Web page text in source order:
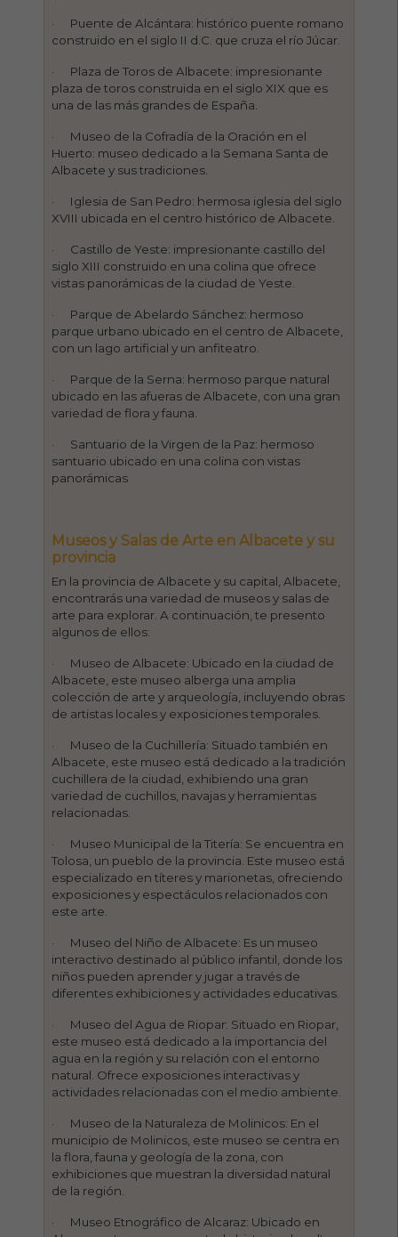
· Puente de Alcántara: histórico puente romano
construido en el siglo II d.C. que cruza el río Júcar.
· Plaza de Toros de Albacete: impresionante
plaza de toros construida en el siglo XIX que es
una de las más grandes de España.
· Museo de la Cofradía de la Oración en el
Huerto: museo dedicado a la Semana Santa de
Albacete y sus tradiciones.
· Iglesia de San Pedro: hermosa iglesia del siglo
XVIII ubicada en el centro histórico de Albacete.
· Castillo de Yeste: impresionante castillo del
siglo XIII construido en una colina que ofrece
vistas panorámicas de la ciudad de Yeste.
· Parque de Abelardo Sánchez: hermoso
parque urbano ubicado en el centro de Albacete,
con un lago artificial y un anfiteatro.
· Parque de la Serna: hermoso parque natural
ubicado en las afueras de Albacete, con una gran
variedad de flora y fauna.
· Santuario de la Virgen de la Paz: hermoso
santuario ubicado en una colina con vistas
panorámicas
Museos y Salas de Arte en Albacete y su
provincia
En la provincia de Albacete y su capital, Albacete,
encontrarás una variedad de museos y salas de
arte para explorar. A continuación, te presento
algunos de ellos:
· Museo de Albacete: Ubicado en la ciudad de
Albacete, este museo alberga una amplia
colección de arte y arqueología, incluyendo obras
de artistas locales y exposiciones temporales.
· Museo de la Cuchillería: Situado también en
Albacete, este museo está dedicado a la tradición
cuchillera de la ciudad, exhibiendo una gran
variedad de cuchillos, navajas y herramientas
relacionadas.
· Museo Municipal de la Titería: Se encuentra en
Tolosa, un pueblo de la provincia. Este museo está
especializado en títeres y marionetas, ofreciendo
exposiciones y espectáculos relacionados con
este arte.
· Museo del Niño de Albacete: Es un museo
interactivo destinado al público infantil, donde los
niños pueden aprender y jugar a través de
diferentes exhibiciones y actividades educativas.
· Museo del Agua de Riopar: Situado en Riopar,
este museo está dedicado a la importancia del
agua en la región y su relación con el entorno
natural. Ofrece exposiciones interactivas y
actividades relacionadas con el medio ambiente.
· Museo de la Naturaleza de Molinicos: En el
municipio de Molinicos, este museo se centra en
la flora, fauna y geología de la zona, con
exhibiciones que muestran la diversidad natural
de la región.
· Museo Etnográfico de Alcaraz: Ubicado en